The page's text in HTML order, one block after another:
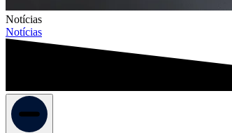
Notícias
Notícias